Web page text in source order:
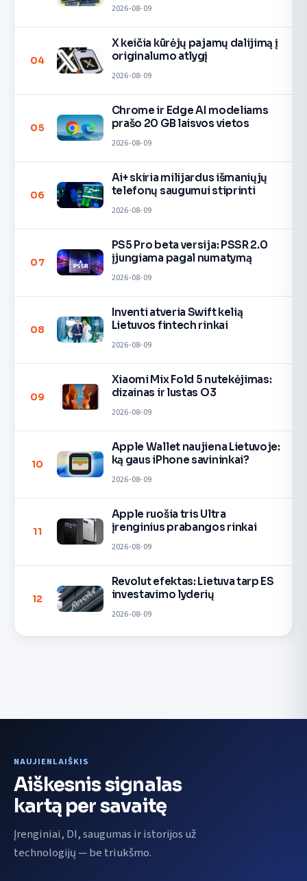
2026-08-09
04
X keičia kūrėjų pajamų dalijimą į
originalumo atlygį
2026-08-09
05
Chrome ir Edge AI modeliams
prašo 20 GB laisvos vietos
2026-08-09
06
Ai+ skiria milijardus išmaniųjų
telefonų saugumui stiprinti
2026-08-09
07
PS5 Pro beta versija: PSSR 2.0
įjungiama pagal numatymą
2026-08-09
08
Inventi atveria Swift kelią
Lietuvos fintech rinkai
2026-08-09
09
Xiaomi Mix Fold 5 nutekėjimas:
dizainas ir lustas O3
2026-08-09
10
Apple Wallet naujiena Lietuvoje:
ką gaus iPhone savininkai?
2026-08-09
11
Apple ruošia tris Ultra
įrenginius prabangos rinkai
2026-08-09
12
Revolut efektas: Lietuva tarp ES
investavimo lyderių
2026-08-09
NAUJIENLAIŠKIS
Aiškesnis signalas
kartą per savaitę
Įrenginiai, DI, saugumas ir istorijos už
technologijų — be triukšmo.